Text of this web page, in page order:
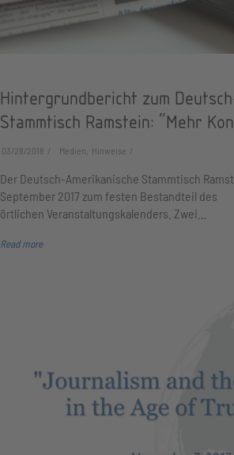
Hintergrundbericht zum
Stammtisch Ramstein: "Mehr
03/28/2018 Medien, Hinweise
Der Deutsch-Amerikanische Stammtisch
September 2017 zum festen Bestandteil des
örtlichen Veranstaltungskalenders. Zwei…
Read more